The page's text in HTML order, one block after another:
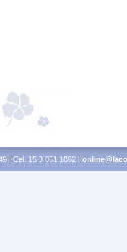
| Cel. 15 3 051 1862 l